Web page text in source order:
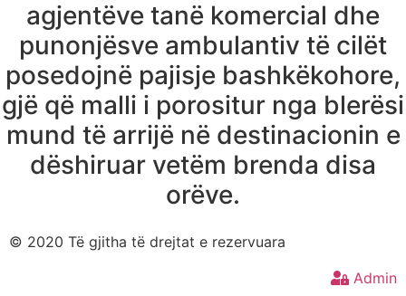
agjentëve tanë komercial dhe
punonjësve ambulantiv të cilët
posedojnë pajisje bashkëkohore,
gjë që malli i porositur nga blerësi
mund të arrijë në destinacionin e
dëshiruar vetëm brenda disa
orëve.
© 2020 Të gjitha të drejtat e rezervuara
Admin